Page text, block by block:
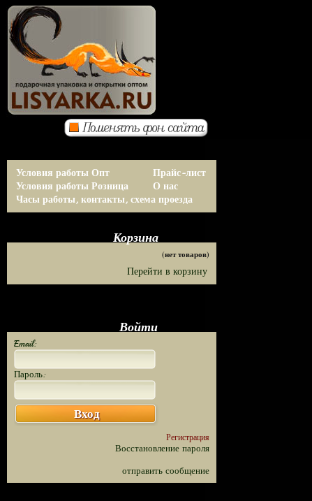
Условия работы Опт
Условия работы Розница
Прайс-лист
О нас
Часы работы, контакты, схема проезда
Корзина
(нет товаров)
Перейти в корзину
Войти
Email:
Пароль:
Вход
Регистрация
Восстановление пароля
отправить сообщение